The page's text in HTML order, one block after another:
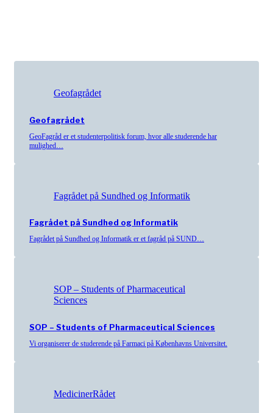
Geofagrådet
Geofagrådet
GeoFagråd er et studenterpolitisk forum, hvor alle studerende har
mulighed…
Fagrådet på Sundhed og Informatik
Fagrådet på Sundhed og Informatik
Fagrådet på Sundhed og Informatik er et fagråd på SUND…
SOP – Students of Pharmaceutical
Sciences
SOP – Students of Pharmaceutical Sciences
Vi organiserer de studerende på Farmaci på Københavns Universitet.
MedicinerRådet